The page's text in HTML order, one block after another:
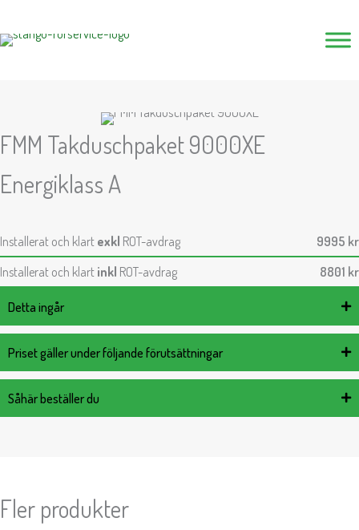
till
FMM Takduschpaket 9000XE
Energiklass A
Installerat och klart exkl ROT-avdrag 9995 kr
Installerat och klart inkl ROT-avdrag 8801 kr
Detta ingår
Priset gäller under följande förutsättningar
Såhär beställer du
Fler produkter